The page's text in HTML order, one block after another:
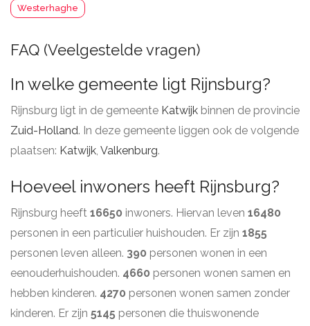
Westerhaghe
FAQ (Veelgestelde vragen)
In welke gemeente ligt Rijnsburg?
Rijnsburg ligt in de gemeente Katwijk binnen de provincie
Zuid-Holland. In deze gemeente liggen ook de volgende
plaatsen: Katwijk, Valkenburg.
Hoeveel inwoners heeft Rijnsburg?
Rijnsburg heeft 16650 inwoners. Hiervan leven 16480
personen in een particulier huishouden. Er zijn 1855
personen leven alleen. 390 personen wonen in een
eenouderhuishouden. 4660 personen wonen samen en
hebben kinderen. 4270 personen wonen samen zonder
kinderen. Er zijn 5145 personen die thuiswonende